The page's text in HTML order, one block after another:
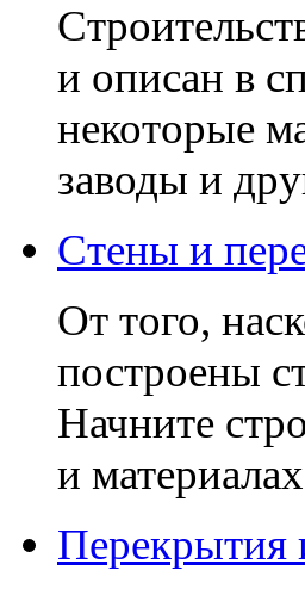
и описан в
некоторые
заводы и
Стены и
От того,
построены
Начните
и
Перекрытия